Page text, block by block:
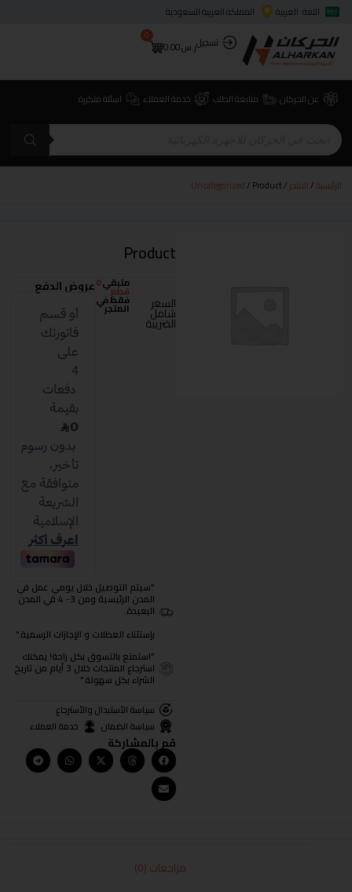
اللغة: العربية
المملكة العربية السعودية
تسجيلر.س0.00
0
عن الحركان متابعة الطلب خدمة العملاء اسئلة متكررة
الرئيسية/المتجر/
Uncategorized/ Product
Product
السعر
شامل
الضريبة
متبقي0
قطع
فقط في
المتجر
عروض الدفع
"سيتم التوصيل خلال يومي عمل في
المدن الرئيسية ومن 3- 4 في المدن
البعيدة.
بإستثناء العطلات و الإجازات الرسمية."
"استمتع بالتسوق بكل راحة! يمكنك
استرجاع المنتجات خلال 3 أيام من تاريخ
الشراء بكل سهولة."
سياسة الأستبدال والأسترجاع
سياسة الضمان
خدمة العملاء
قم بالمشاركة
مراجعات (0)